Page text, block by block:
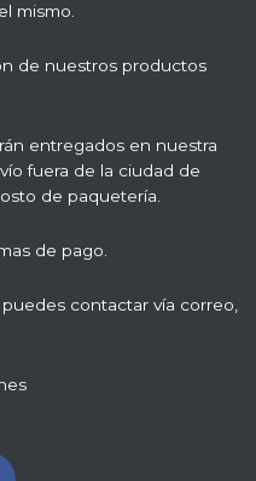
mismo.
de nuestros productos
entregados en nuestra
fuera de la ciudad de
de paquetería.
de pago.
contactar vía correo,